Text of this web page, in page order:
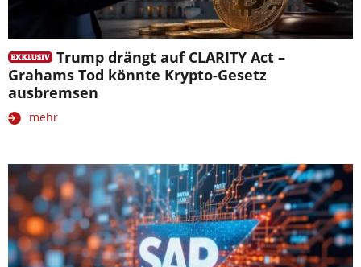
Trump drängt auf CLARITY Act –
Grahams Tod könnte Krypto-Gesetz
ausbremsen
mehr